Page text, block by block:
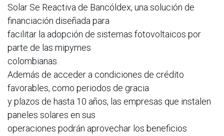
Solar Se Reactiva de Bancóldex, una solución de
financiación diseñada para
facilitar la adopción de sistemas fotovoltaicos por
parte de las mipymes
colombianas.
Además de acceder a condiciones de crédito
favorables, como periodos de gracia
y plazos de hasta 10 años, las empresas que instalen
paneles solares en sus
operaciones podrán aprovechar los beneficios